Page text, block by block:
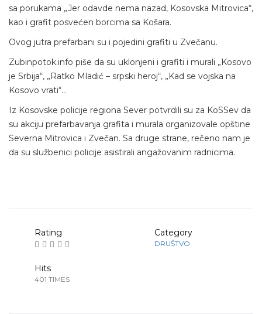
sa porukama „Jer odavde nema nazad, Kosovska Mitrovica“,
kao i grafit posvećen borcima sa Košara.
Ovog jutra prefarbani su i pojedini grafiti u Zvečanu.
Zubinpotok.info piše da su uklonjeni i grafiti i murali „Kosovo
je Srbija“, „Ratko Mladić – srpski heroj“, „Kad se vojska na
Kosovo vrati“…
Iz Kosovske policije regiona Sever potvrdili su za KoSSev da
su akciju prefarbavanja grafita i murala organizovale opštine
Severna Mitrovica i Zvečan. Sa druge strane, rečeno nam je
da su službenici policije asistirali angažovanim radnicima.
Rating Category
DRUŠTVO
Hits
401 TIMES